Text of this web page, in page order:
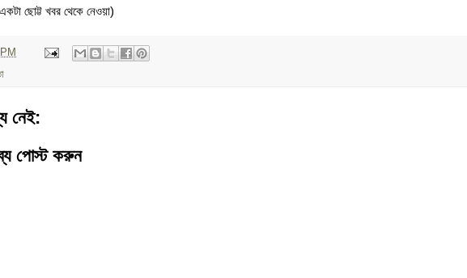
ছোট্ট খবর থেকে নেওয়া)
নেই:
পোস্ট করুন